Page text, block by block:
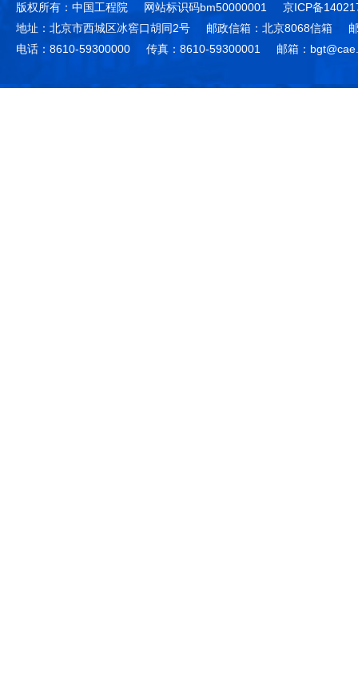
版权所有：中国工程院 网站标识码bm50000001
京ICP备
地址：北京市西城区冰窖口胡同2号
邮政信箱：北京8068信箱
电话：8610-59300000
传真：8610-59300001 邮箱：